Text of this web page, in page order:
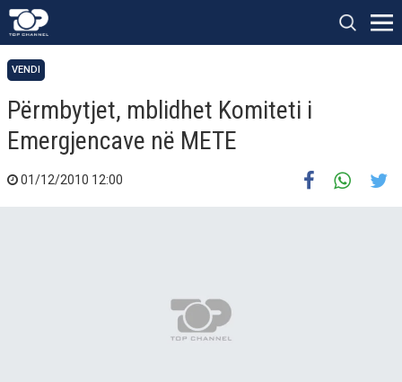
VENDI
Përmbytjet, mblidhet Komiteti i
Emergjencave në METE
01/12/2010 12:00